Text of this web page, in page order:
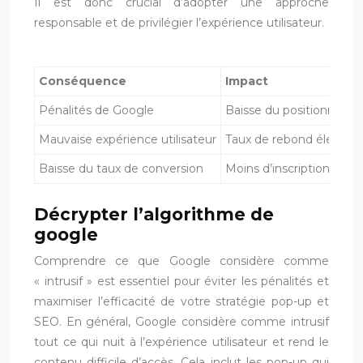
responsable et de privilégier l’expérience utilisateur.
Conséquence
Impact
Pénalités de Google
Baisse du
Mauvaise expérience utilisateur
Taux de rebond élevé,
Baisse du taux de conversion
Moins d’inscriptions à
Décrypter l’algorithme de
google
Comprendre ce que Google considère comme
« intrusif » est essentiel pour éviter les pénalités et
maximiser l’efficacité de votre stratégie pop-up et
SEO. En général, Google considère comme intrusif
tout ce qui nuit à l’expérience utilisateur et rend le